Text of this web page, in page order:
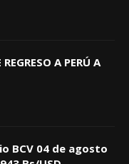
A PERÚ A
BCV 04 de agosto